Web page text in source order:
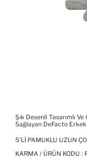
Şık Desenli Tasarımlı
Sağlayan DeFacto
5'LI PAMUKLU UZUN
KARMA / ÜRÜN KODU :